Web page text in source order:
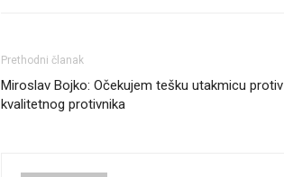
Prethodni članak
Miroslav Bojko: Očekujem tešku utakmicu protiv
kvalitetnog protivnika